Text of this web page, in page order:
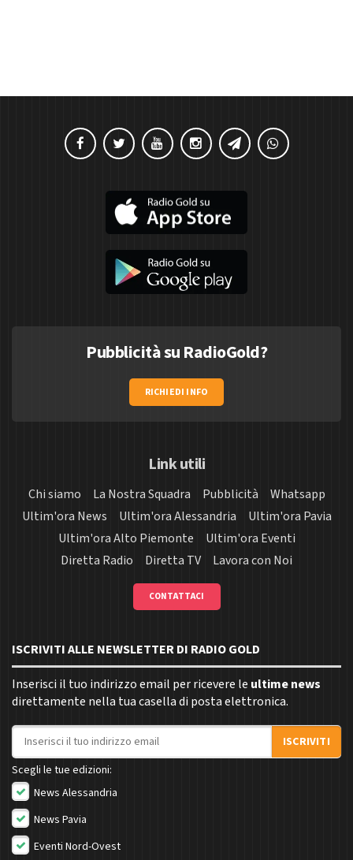
Pubblicità su RadioGold?
RICHIEDI INFO
Link utili
Chi siamo La Nostra Squadra Pubblicità
Whatsapp
Ultim'ora News
Ultim'ora Alessandria
Ultim'ora Pavia
Ultim'ora Alto Piemonte
Ultim'ora Eventi
Diretta Radio
Diretta TV Lavora con Noi
CONTATTACI
ISCRIVITI ALLE NEWSLETTER DI RADIO GOLD
Inserisci il tuo indirizzo email per ricevere le ultime news
direttamente nella tua casella di posta elettronica.
Indirizzo email
ISCRIVITI
Scegli le tue edizioni:
News Alessandria
News Pavia
Eventi Nord-Ovest